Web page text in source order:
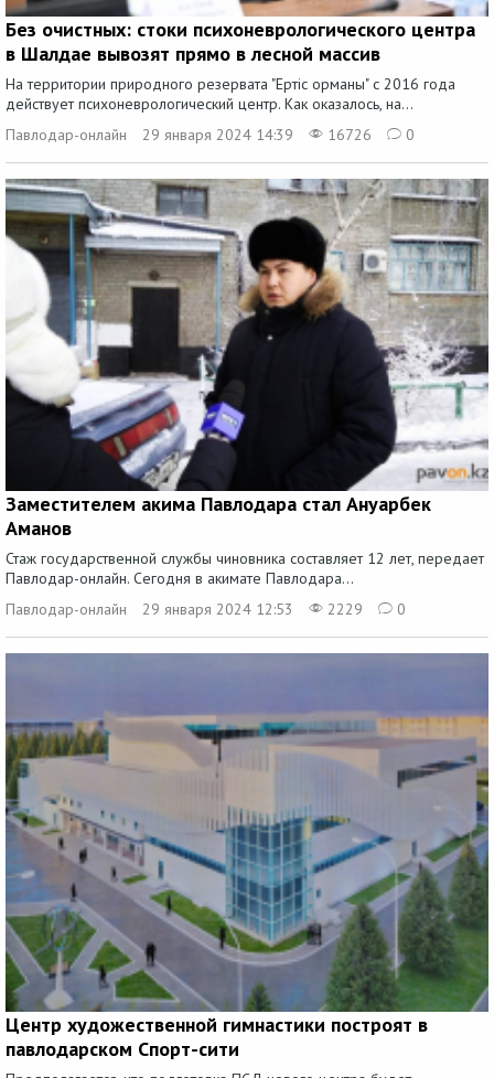
Без очистных: стоки психоневрологического центра
в Шалдае вывозят прямо в лесной массив
На территории природного резервата "Ертіс орманы" с 2016 года
действует психоневрологический центр. Как оказалось, на...
Павлодар-онлайн
29 января 2024 14:39 16726 0
Заместителем акима Павлодара стал Ануарбек
Аманов
Стаж государственной службы чиновника составляет 12 лет, передает
Павлодар-онлайн. Сегодня в акимате Павлодара...
Павлодар-онлайн
29 января 2024 12:53 2229 0
Центр художественной гимнастики построят в
павлодарском Спорт-сити